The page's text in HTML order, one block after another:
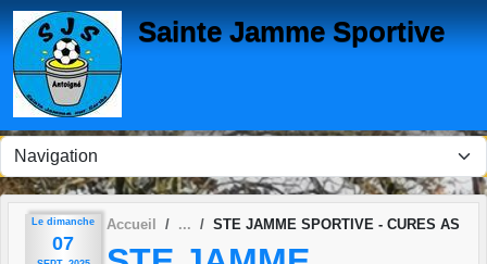
Sainte Jamme Sportive
Le dimanche
07
Accueil STE JAMME SPORTIVE - CURES AS
Panneau de gestion des cookies